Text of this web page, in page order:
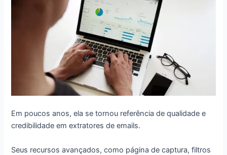
Em poucos anos, ela se tornou referência de qualidade e
credibilidade em extratores de emails.
Seus recursos avançados, como página de captura, filtros